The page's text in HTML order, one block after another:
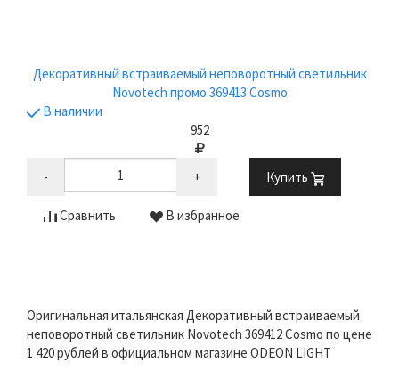
Декоративный встраиваемый неповоротный светильник
Novotech промо 369413 Cosmo
В наличии
952
- + Купить
Сравнить В избранное
Оригинальная итальянская Декоративный встраиваемый
неповоротный светильник Novotech 369412 Cosmo по цене
1 420 рублей в официальном магазине ODEON LIGHT